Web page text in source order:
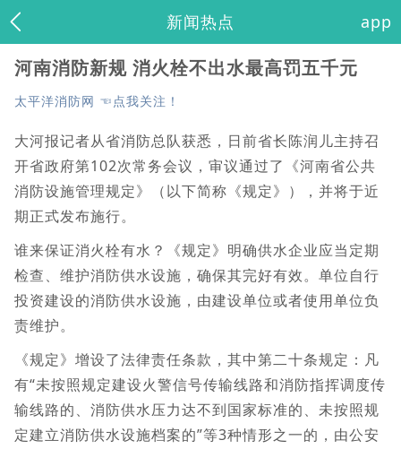
新闻热点 app
河南消防新规 消火栓不出水最高罚五千元
太平洋消防网 ☜点我关注！
大河报记者从省消防总队获悉，日前省长陈润儿主持召
开省政府第102次常务会议，审议通过了《河南省公共
消防设施管理规定》（以下简称《规定》），并将于近
期正式发布施行。
谁来保证消火栓有水？《规定》明确供水企业应当定期
检查、维护消防供水设施，确保其完好有效。单位自行
投资建设的消防供水设施，由建设单位或者使用单位负
责维护。
《规定》增设了法律责任条款，其中第二十条规定：凡
有“未按照规定建设火警信号传输线路和消防指挥调度传
输线路的、消防供水压力达不到国家标准的、未按照规
定建立消防供水设施档案的”等3种情形之一的，由公安